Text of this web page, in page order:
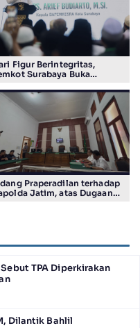
Figur Berintegritas,
Surabaya Buka
Periode 2026–2031
Praperadilan terhadap
Jatim, atas Dugaan
TPA Diperkirakan
Dilantik Bahlil